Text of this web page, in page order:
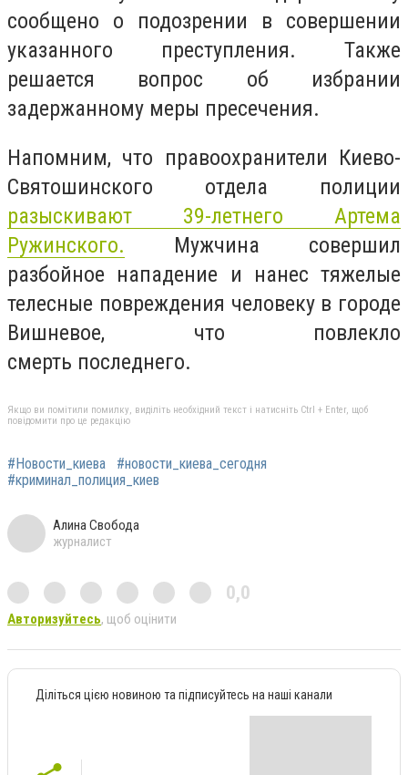
сообщено о подозрении в совершении
указанного преступления. Также
решается вопрос об избрании
задержанному меры пресечения.
Напомним, что правоохранители Киево-
Святошинского отдела полиции
разыскивают 39-летнего Артема
Ружинского. Мужчина совершил
разбойное нападение и нанес тяжелые
телесные повреждения человеку в городе
Вишневое, что повлекло
смерть последнего.
Якщо ви помітили помилку, виділіть необхідний текст і натисніть Ctrl + Enter, щоб
повідомити про це редакцію
#Новости_киева
#новости_киева_сегодня
#криминал_полиция_киев
Алина Свобода
журналист
0,0
Авторизуйтесь, щоб оцінити
Діліться цією новиною та підписуйтесь на наші канали